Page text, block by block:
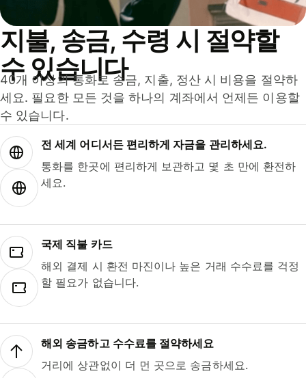
지불, 송금, 수령 시 절약할
수 있습니다
40개 이상의 통화로 송금, 지출, 정산 시 비용을 절약하
세요. 필요한 모든 것을 하나의 계좌에서 언제든 이용할
수 있습니다.
전 세계 어디서든 편리하게 자금을 관리하세요.
통화를 한곳에 편리하게 보관하고 몇 초 만에 환전하
세요.
국제 직불 카드
해외 결제 시 환전 마진이나 높은 거래 수수료를 걱정
할 필요가 없습니다.
해외 송금하고 수수료를 절약하세요
거리에 상관없이 더 먼 곳으로 송금하세요.